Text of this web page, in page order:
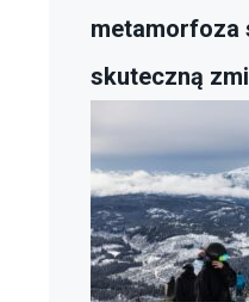
metamorfoza
skuteczną